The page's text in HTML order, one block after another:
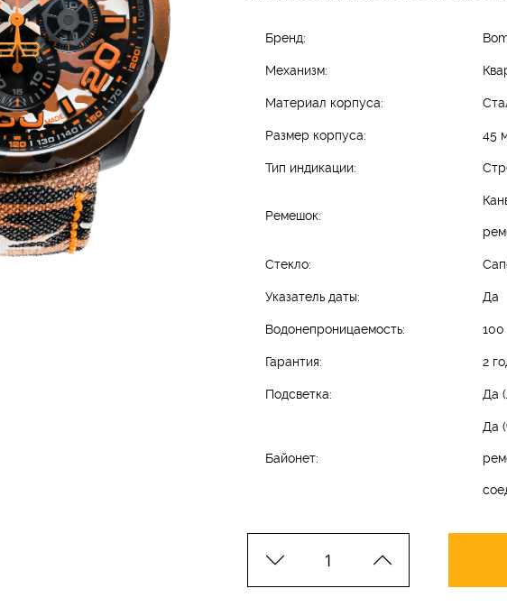
Бренд:
Механизм:
Материал корпуса:
Размер корпуса: 45
Тип индикации:
Ремешок:
Стекло:
Указатель даты: Да
Водонепроницаемость:
Гарантия: 2
Подсветка: Да
Байонет:
Да